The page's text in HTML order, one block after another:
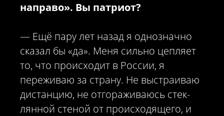
направо». Вы патриот?
— Ещё пару лет назад я однозначно
сказал бы «да». Меня сильно цепляет
то, что происходит в России, я
переживаю за страну. Не выстраиваю
дистанцию, не отгораживаюсь стек­
лянной стеной от происходящего, и